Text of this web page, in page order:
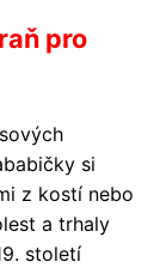
pro
si
z kostí nebo
a trhaly
století